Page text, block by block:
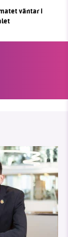
väntar i